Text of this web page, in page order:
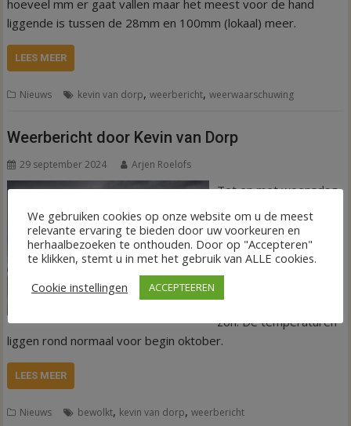
hoeveel mm er gaat vallen maar het meest voor de hand
liggende is tussen de 28mm en 100mm (lokaal) meer.
LEES MEER
Nieuws kevin van dorp,weerbericht,weerwaarschuwing
Weerbericht door Kevin van Dorp
29 september 2024 Arjen Roelofs
Tot en met woensdag
is het zwaar bewolkt
en valt er veel regen
met name op dinsdag.
Vanaf donderdag
veel ruimte voor de
zon. De temperaturen
liggen rond normaal voor begin oktober.
LEES MEER
Nieuws bewolkt, kevin van dorp,weerbericht
We gebruiken cookies op onze website om u de meest
relevante ervaring te bieden door uw voorkeuren en
herhaalbezoeken te onthouden. Door op "Accepteren"
te klikken, stemt u in met het gebruik van ALLE cookies.
Cookie instellingen
ACCEPTEEREN